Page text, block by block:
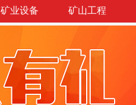
矿业设备 矿山工程